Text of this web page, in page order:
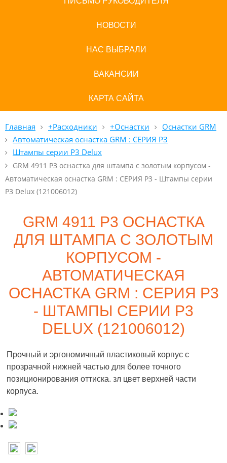
НОВОСТИ
НАС ВЫБРАЛИ
ВАКАНСИИ
КАРТА САЙТА
Главная +Расходники +Оснастки
Оснастки GRM
Автоматическая оснастка GRM : СЕРИЯ P3
Штампы серии P3 Delux
GRM 4911 P3 оснастка для штампа с золотым корпусом -
Автоматическая оснастка GRM : СЕРИЯ P3 - Штампы серии
P3 Delux (121006012)
GRM 4911 P3 ОСНАСТКА
ДЛЯ ШТАМПА С ЗОЛОТЫМ
КОРПУСОМ -
АВТОМАТИЧЕСКАЯ
ОСНАСТКА GRM : СЕРИЯ P3
- ШТАМПЫ СЕРИИ P3
DELUX (121006012)
Прочный и эргономичный пластиковый корпус с
прозрачной нижней частью для более точного
позиционирования оттиска. зл цвет верхней части
корпуса.